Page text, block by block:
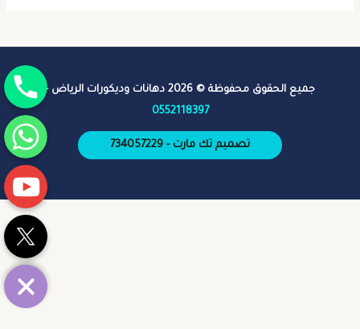
جميع الحقوق محفوظة © 2026 دهانات وديكورات الرياض -
0552118397
تصميم تك مارت - 734057229
جوال
واتساب
يوتيوب
تويتر